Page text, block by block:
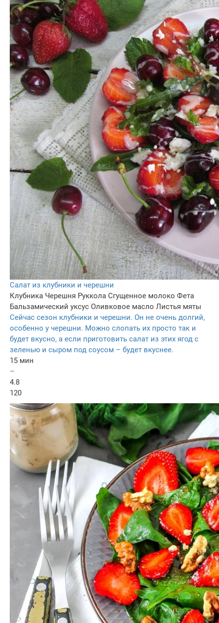
Салат из клубники и черешни
Клубника Черешня Руккола Сгущенное молоко Фета
Бальзамический уксус Оливковое масло Листья мяты
Сейчас сезон клубники и черешни. Он не очень долгий,
особенно у черешни. Можно слопать их просто так и
будет вкусно, а если приготовить салат из этих ягод с
зеленью и сыром под соусом – будет вкуснее.
15 мин
–
4.8
120